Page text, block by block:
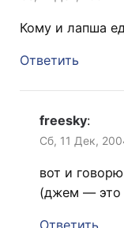
Кому и лапша
Ответить
freesky:
Сб, 11 Дек,
вот и
(джем — это